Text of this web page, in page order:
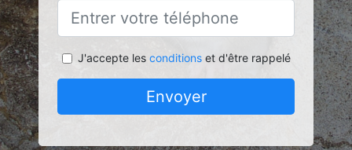
J'accepte les conditionset d'être rappelé
Envoyer